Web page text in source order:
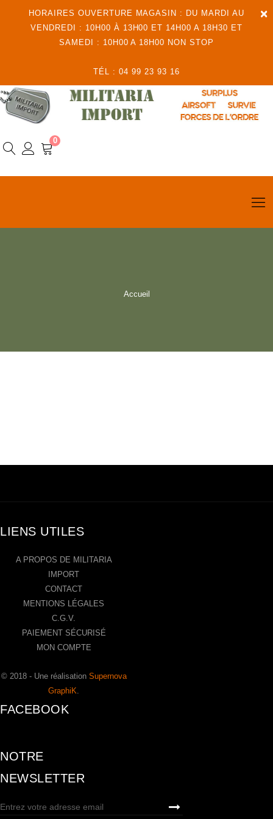
×
HORAIRES OUVERTURE MAGASIN : DU MARDI AU
VENDREDI : 10H00 À 13H00 ET 14H00 A 18H30 ET
SAMEDI : 10H00 A 18H00 NON STOP
TÉL : 04 99 23 93 16
0
Accueil
LIENS UTILES
A PROPOS DE MILITARIA
IMPORT
CONTACT
MENTIONS LÉGALES
C.G.V.
PAIEMENT SÉCURISÉ
MON COMPTE
© 2018 - Une réalisation Supernova
GraphiK
FACEBOOK
NOTRE
NEWSLETTER